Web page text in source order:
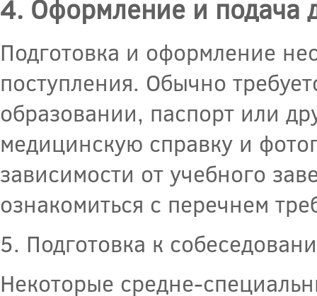
4. Оформление и подача
Подготовка и оформление
поступления. Обычно
образовании, паспорт или
медицинскую справку и
зависимости от учебного
ознакомиться с перечнем
5. Подготовка к
Некоторые средне-